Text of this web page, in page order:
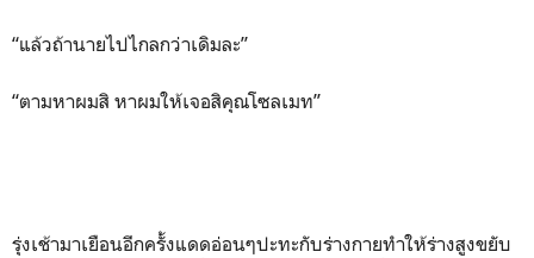
“แล้วถ้านายไปไกลกว่าเดิมละ”
“ตามหาผมสิ หาผมให้เจอสิคุณโซลเมท”
รุ่งเช้ามาเยือนอีกครั้งแดดอ่อนๆปะทะกับร่างกายทำให้ร่างสูงขยับ